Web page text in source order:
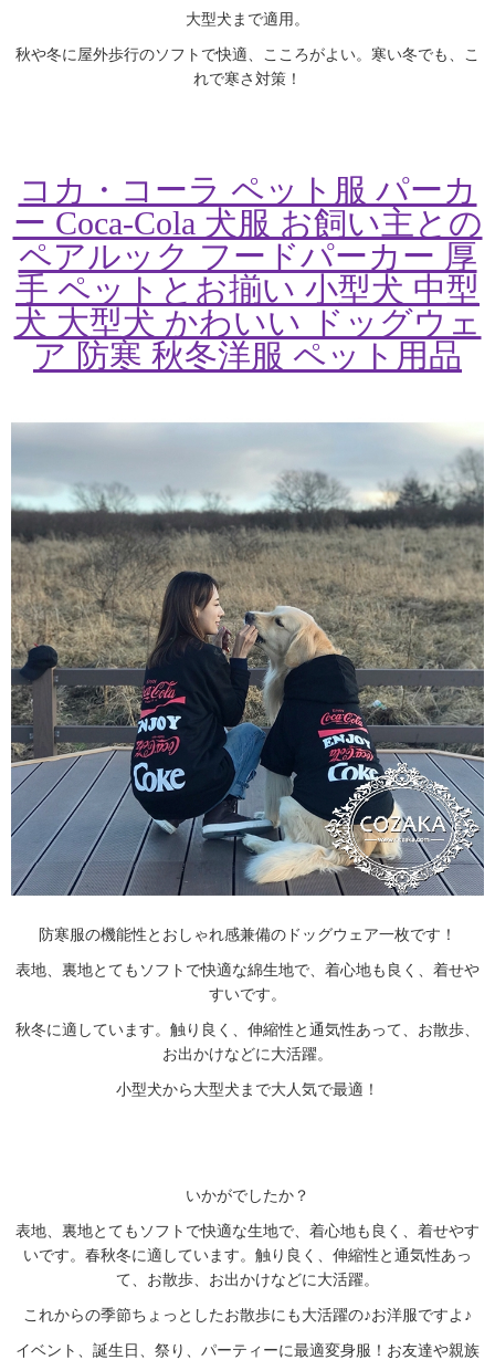
大型犬まで適用。
秋や冬に屋外歩行のソフトで快適、こころがよい。寒い冬でも、こ
れで寒さ対策！
コカ・コーラ ペット服 パーカ
ー Coca-Cola 犬服 お飼い主との
ペアルック フードパーカー 厚
手 ペットとお揃い 小型犬 中型
犬 大型犬 かわいい ドッグウェ
ア 防寒 秋冬洋服 ペット用品
防寒服の機能性とおしゃれ感兼備のドッグウェア一枚です！
表地、裏地とてもソフトで快適な綿生地で、着心地も良く、着せや
すいです。
秋冬に適しています。触り良く、伸縮性と通気性あって、お散歩、
お出かけなどに大活躍。
小型犬から大型犬まで大人気で最適！
いかがでしたか？
表地、裏地とてもソフトで快適な生地で、着心地も良く、着せやす
いです。春秋冬に適しています。触り良く、伸縮性と通気性あっ
て、お散歩、お出かけなどに大活躍。
これからの季節ちょっとしたお散歩にも大活躍の♪お洋服ですよ♪
イベント、誕生日、祭り、パーティーに最適変身服！お友達や親族